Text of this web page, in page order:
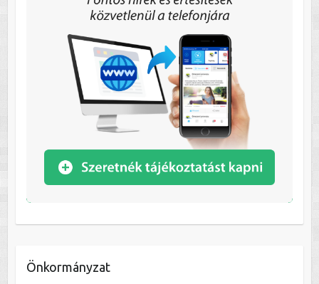
Önkormányzat